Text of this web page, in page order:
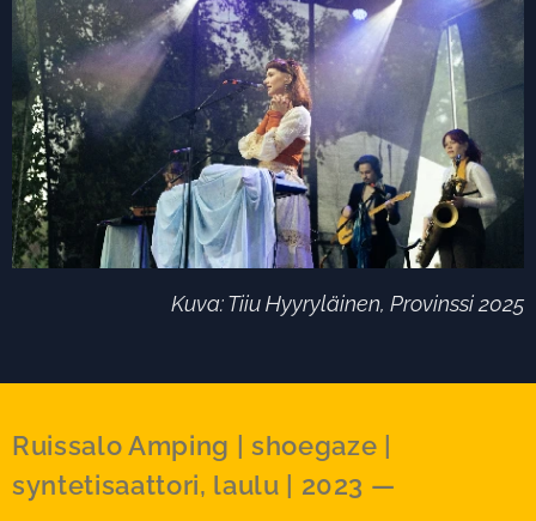
Kuva: Tiiu Hyyryläinen, Provinssi 2025
Ruissalo Amping | shoegaze |
syntetisaattori, laulu | 2023 —